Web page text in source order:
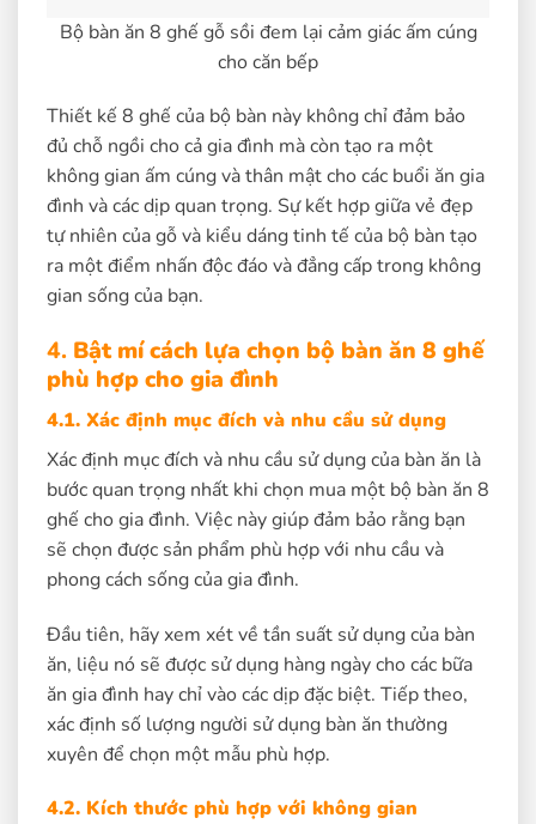
Bộ bàn ăn 8 ghế gỗ sồi đem lại cảm giác ấm cúng
cho căn bếp
Thiết kế 8 ghế của bộ bàn này không chỉ đảm bảo
đủ chỗ ngồi cho cả gia đình mà còn tạo ra một
không gian ấm cúng và thân mật cho các buổi ăn gia
đình và các dịp quan trọng. Sự kết hợp giữa vẻ đẹp
tự nhiên của gỗ và kiểu dáng tinh tế của bộ bàn tạo
ra một điểm nhấn độc đáo và đẳng cấp trong không
gian sống của bạn.
4. Bật mí cách lựa chọn bộ bàn ăn 8 ghế
phù hợp cho gia đình
4.1. Xác định mục đích và nhu cầu sử dụng
Xác định mục đích và nhu cầu sử dụng của bàn ăn là
bước quan trọng nhất khi chọn mua một bộ bàn ăn 8
ghế cho gia đình. Việc này giúp đảm bảo rằng bạn
sẽ chọn được sản phẩm phù hợp với nhu cầu và
phong cách sống của gia đình.
Đầu tiên, hãy xem xét về tần suất sử dụng của bàn
ăn, liệu nó sẽ được sử dụng hàng ngày cho các bữa
ăn gia đình hay chỉ vào các dịp đặc biệt. Tiếp theo,
xác định số lượng người sử dụng bàn ăn thường
xuyên để chọn một mẫu phù hợp.
4.2. Kích thước phù hợp với không gian